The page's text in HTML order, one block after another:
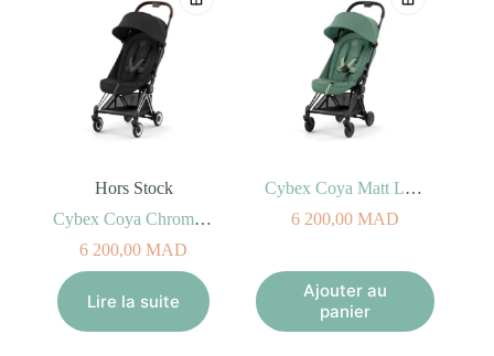
Hors Stock
Cybex Coya Chrome Sepia Black
6 200,00 MAD
Lire la suite
Cybex Coya Matt Leaf Green
6 200,00 MAD
Ajouter au
panier